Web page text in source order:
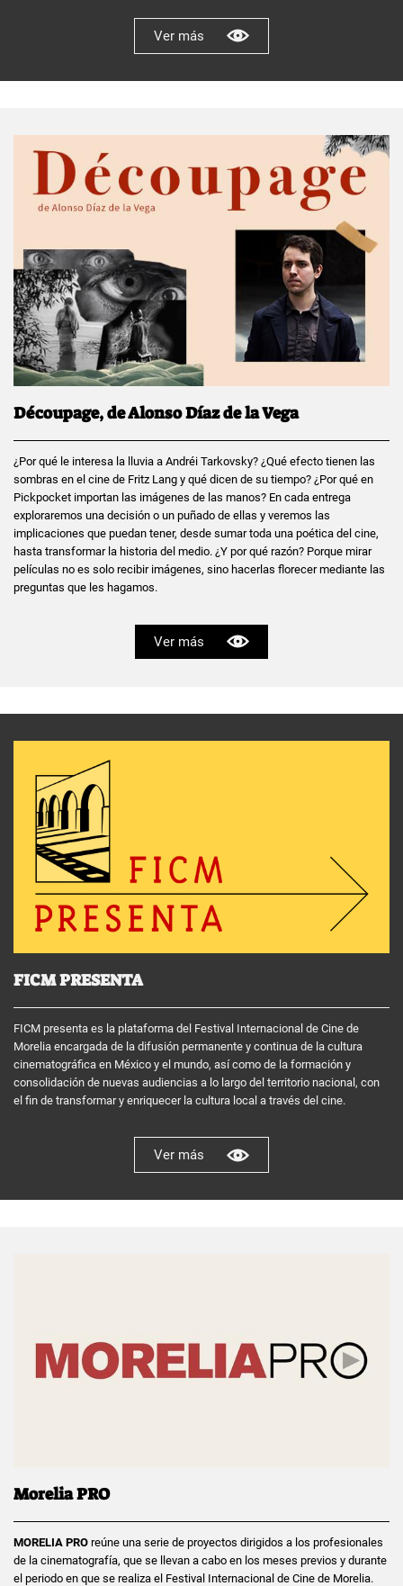
Ver más
Découpage, de Alonso Díaz de la Vega
¿Por qué le interesa la lluvia a Andréi Tarkovsky? ¿Qué efecto tienen las
sombras en el cine de Fritz Lang y qué dicen de su tiempo? ¿Por qué en
Pickpocket importan las imágenes de las manos? En cada entrega
exploraremos una decisión o un puñado de ellas y veremos las
implicaciones que puedan tener, desde sumar toda una poética del cine,
hasta transformar la historia del medio. ¿Y por qué razón? Porque mirar
películas no es solo recibir imágenes, sino hacerlas florecer mediante las
preguntas que les hagamos.
Ver más
FICM PRESENTA
FICM presenta es la plataforma del Festival Internacional de Cine de
Morelia encargada de la difusión permanente y continua de la cultura
cinematográfica en México y el mundo, así como de la formación y
consolidación de nuevas audiencias a lo largo del territorio nacional, con
el fin de transformar y enriquecer la cultura local a través del cine.
Ver más
Morelia PRO
MORELIA PRO reúne una serie de proyectos dirigidos a los profesionales
de la cinematografía, que se llevan a cabo en los meses previos y durante
el periodo en que se realiza el Festival Internacional de Cine de Morelia.